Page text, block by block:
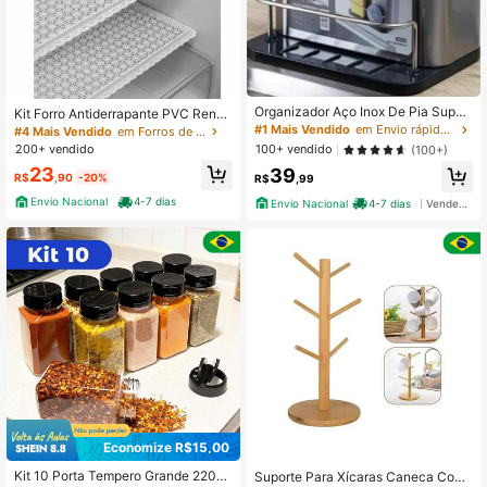
Kit Forro Antiderrapante PVC Renda
do Branco 53 x 35cm Lavável Toal
has de Geladeira
#4 Mais Vendido
em Forros de gaveta
200+ vendido
R$23 ,90 -20%
Envio Nacional
4-7 dias
Economize R$15,00
Kit 10 Porta Tempero Grande 220ml
Organizador Aço Inox De Pia Suport
e Para Esponja Com Porta Detergen
te Dispenser Sabão Cozinha
#1 Mais Vendido
em Envio rápido Porta talheres
100+ vendido
(100+)
R$39 ,99
Envio Nacional
4-7 dias
Suporte Para Xícaras Caneca Copo